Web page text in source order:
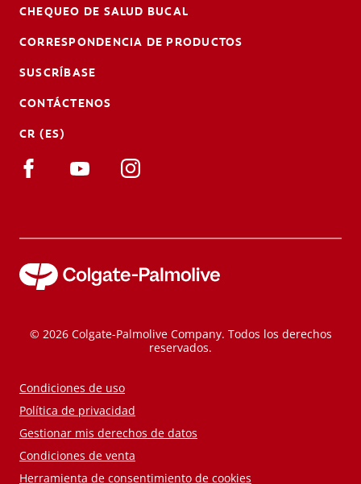
CHEQUEO DE SALUD BUCAL
CORRESPONDENCIA DE PRODUCTOS
SUSCRÍBASE
CONTÁCTENOS
CR (ES)
© 2026 Colgate-Palmolive Company. Todos los derechos
reservados.
Condiciones de uso
Política de privacidad
Gestionar mis derechos de datos
Condiciones de venta
Herramienta de consentimiento de cookies